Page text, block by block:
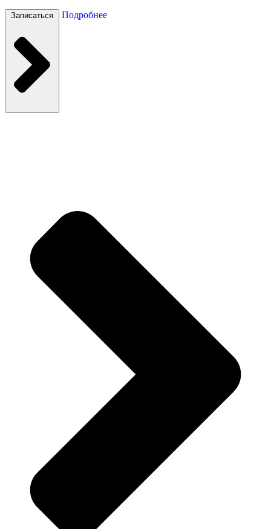
Записаться Подробнее